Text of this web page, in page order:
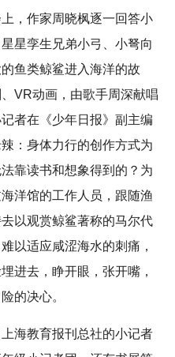
，作家周晓枫逐一回答小
星孪生兄弟小弓、小弩向
鱼类鲸鲨进入海洋的故
VR动画，由歌手周深献唱
者在《少年日报》副主编
：身体力行的创作方式为
靠读书和想象得到的？为
洋馆的工作人员，跟随渔
以观赏鲸鲨著称的马尔代
以适应咸涩海水的刺痛，
进去，睁开眼，张开嘴，
的决心。
海教育报刊总社的小记者